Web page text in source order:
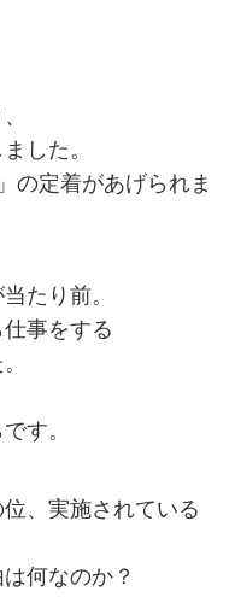
した。
の定着があげられま
たり前。
事をする
す。
、実施されている
何なのか？